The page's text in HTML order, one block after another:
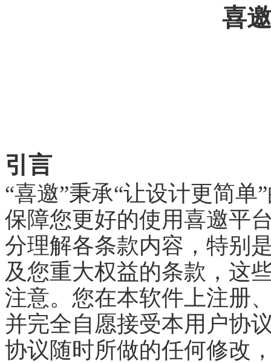
喜
引言
“喜邀”秉承“让设计更简
保障您更好的使用喜邀平
分理解各条款内容，特别
及您重大权益的条款，这
注意。您在本软件上注册
并完全自愿接受本用户协
协议随时所做的任何修改